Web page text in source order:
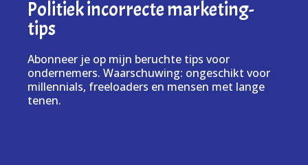
Politiek incorrecte marketing-
tips
Abonneer je op mijn beruchte tips voor
ondernemers. Waarschuwing: ongeschikt voor
millennials, freeloaders en mensen met lange
tenen.